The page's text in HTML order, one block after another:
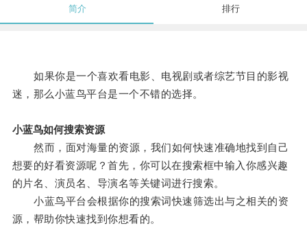
简介 排行
如果你是一个喜欢看电影、电视剧或者综艺节目的影视
迷，那么小蓝鸟平台是一个不错的选择。
小蓝鸟如何搜索资源
然而，面对海量的资源，我们如何快速准确地找到自己
想要的好看资源呢？首先，你可以在搜索框中输入你感兴趣
的片名、演员名、导演名等关键词进行搜索。
小蓝鸟平台会根据你的搜索词快速筛选出与之相关的资
源，帮助你快速找到你想看的。